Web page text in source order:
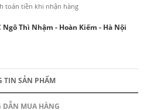
toán tiền khi nhận hàng
Ngô Thì Nhậm - Hoàn Kiếm - Hà Nội
TIN SẢN PHẨM
DẪN MUA HÀNG